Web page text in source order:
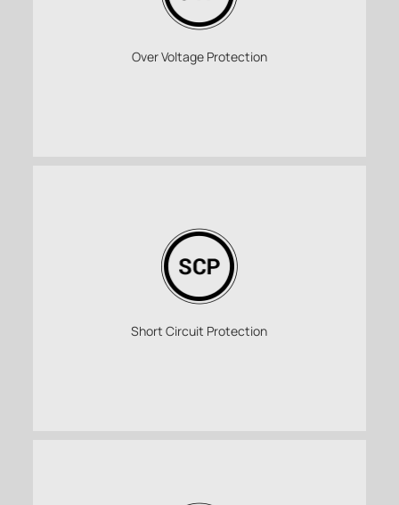
Over Voltage Protection
Short Circuit Protection